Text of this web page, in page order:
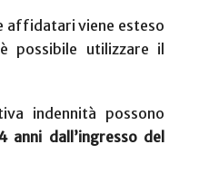
affidatari viene esteso
possibile utilizzare il
indennità possono
anni dall’ingresso del